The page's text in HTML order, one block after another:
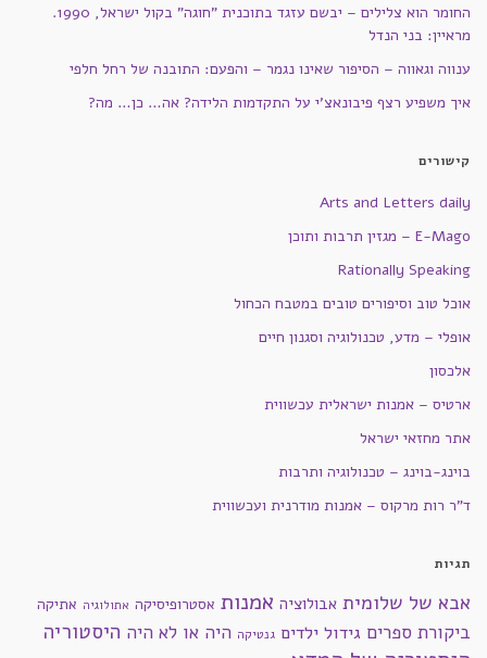
החומר הוא צלילים – יבשם עזגד בתוכנית "חוגה" בקול ישראל, 1990.
מראיין: בני הנדל
ענווה וגאווה – הסיפור שאינו נגמר – והפעם: התובנה של רחל חלפי
איך משפיע רצף פיבונאצ'י על התקדמות הלידה? אה… כן… מה?
קישורים
Arts and Letters daily
E-Mago – מגזין תרבות ותוכן
Rationally Speaking
אוכל טוב וסיפורים טובים במטבח הכחול
אופלי – מדע, טכנולוגיה וסגנון חיים
אלכסון
ארטיס – אמנות ישראלית עכשווית
אתר מחזאי ישראל
בוינג-בוינג – טכנולוגיה ותרבות
ד"ר רות מרקוס – אמנות מודרנית ועכשווית
תגיות
אבא של שלומית אבולוציה אמנות אסטרופיסיקה אתולוגיה אתיקה
ביקורת ספרים גידול ילדים גנטיקה היה או לא היה היסטוריה